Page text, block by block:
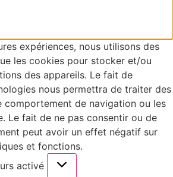
expériences, nous utilisons des
les cookies pour stocker et/ou
des appareils. Le fait de
nous permettra de traiter des
comportement de navigation ou les
Le fait de ne pas consentir ou de
peut avoir un effet négatif sur
et fonctions.
activé